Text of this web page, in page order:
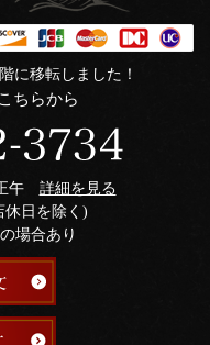
に移転しました！
ちらから
午 詳細を見る
休日を除く)
場合あり